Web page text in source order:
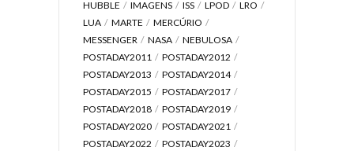
HUBBLE
IMAGENS ISS LPOD
LRO
LUA
MARTE
MERCÚRIO
MESSENGER
NASA
NEBULOSA
POSTADAY2011
POSTADAY2012
POSTADAY2013
POSTADAY2014
POSTADAY2015
POSTADAY2017
POSTADAY2018
POSTADAY2019
POSTADAY2020
POSTADAY2021
POSTADAY2022
POSTADAY2023